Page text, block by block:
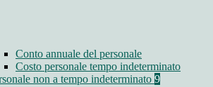
Conto annuale del personale
Costo personale tempo indeterminato
non a tempo indeterminato 9